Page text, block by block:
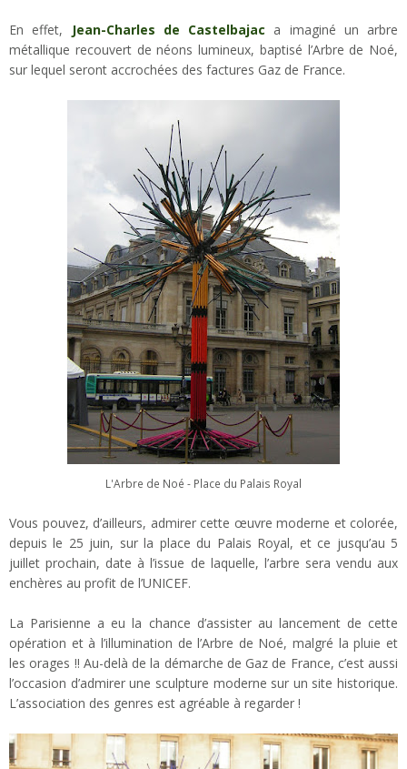
En effet, Jean-Charles de Castelbajac a imaginé un arbre
métallique recouvert de néons lumineux, baptisé l’Arbre de Noé,
sur lequel seront accrochées des factures Gaz de France.
L'Arbre de Noé - Place du Palais Royal
Vous pouvez, d’ailleurs, admirer cette œuvre moderne et colorée,
depuis le 25 juin, sur la place du Palais Royal, et ce jusqu’au 5
juillet prochain, date à l’issue de laquelle, l’arbre sera vendu aux
enchères au profit de l’UNICEF.
La Parisienne a eu la chance d’assister au lancement de cette
opération et à l’illumination de l’Arbre de Noé, malgré la pluie et
les orages !! Au-delà de la démarche de Gaz de France, c’est aussi
l’occasion d’admirer une sculpture moderne sur un site historique.
L’association des genres est agréable à regarder !